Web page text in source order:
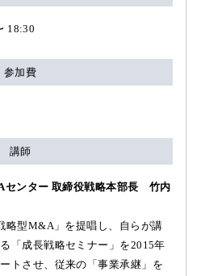
18:30
参加費
講師
センター 取締役戦略本部長 竹内
略型M&A」を提唱し、自らが講
「成長戦略セミナー」を2015年
トさせ、従来の「事業承継」を